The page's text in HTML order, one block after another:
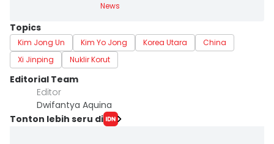
News
Topics
Kim Jong Un Kim Yo Jong Korea Utara
China
Xi Jinping
Nuklir Korut
Editorial Team
Editor
Dwifantya Aquina
Tonton lebih seru di